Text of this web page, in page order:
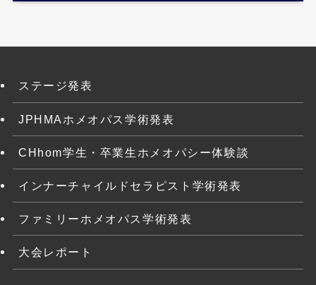
ステージ発表
JPHMAホメオパス学術発表
CHhom学生・卒業生ホメオパシー体験談
インナーチャイルドセラピスト学術発表
ファミリーホメオパス学術発表
大会レポート